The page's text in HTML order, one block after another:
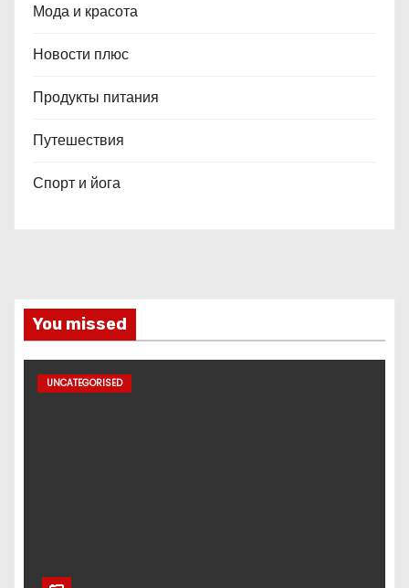
Мода и красота
Новости плюс
Продукты питания
Путешествия
Спорт и йога
You missed
UNCATEGORISED